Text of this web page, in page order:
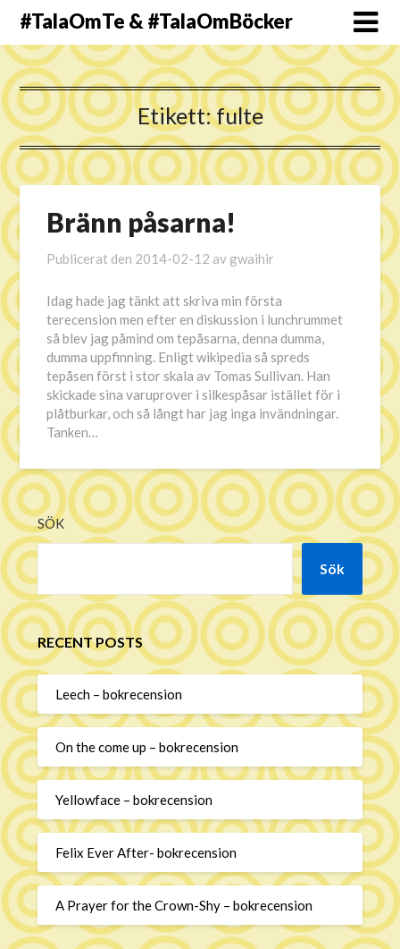
#TalaOmTe & #TalaOmBöcker
Etikett:fulte
Bränn påsarna!
Publicerat den 2014-02-12 av gwaihir
Idag hade jag tänkt att skriva min första
terecension men efter en diskussion i lunchrummet
så blev jag påmind om tepåsarna, denna dumma,
dumma uppfinning. Enligt wikipedia så spreds
tepåsen först i stor skala av Tomas Sullivan. Han
skickade sina varuprover i silkespåsar istället för i
plåtburkar, och så långt har jag inga invändningar.
Tanken…
SÖK
Sök
RECENT POSTS
Leech – bokrecension
On the come up – bokrecension
Yellowface – bokrecension
Felix Ever After- bokrecension
A Prayer for the Crown-Shy – bokrecension